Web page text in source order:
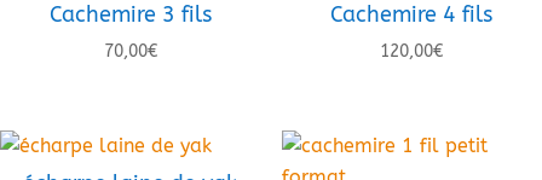
Cachemire 3 fils
70,00€
Cachemire 4 fils
120,00€